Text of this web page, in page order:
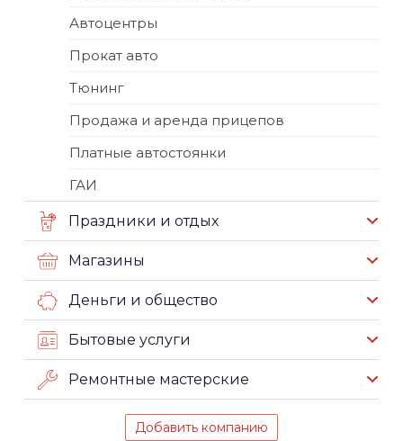
Автоцентры
Прокат авто
Тюнинг
Продажа и аренда прицепов
Платные автостоянки
ГАИ
Праздники и отдых
Магазины
Деньги и общество
Бытовые услуги
Ремонтные мастерские
Добавить компанию